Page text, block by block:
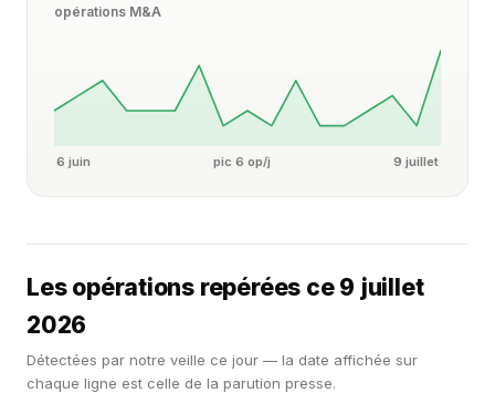
opérations M&A
6 juin pic 6 op/j 9 juillet
Les opérations repérées ce 9 juillet
2026
Détectées par notre veille ce jour — la date affichée sur
chaque ligne est celle de la parution presse.